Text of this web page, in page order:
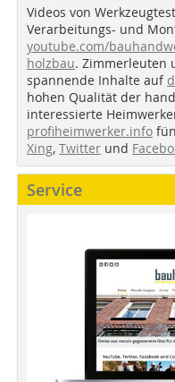
Videos von
Verarbeitungs- und
youtube.com/
holzbau. Zimmerleuten
spannende Inhalte auf
hohen Qualität der
interessierte
profiheimwerker.info
Xing, Twitter und
Service